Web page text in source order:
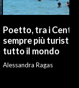
Poetto, tra i
sempre più turisti:
tutto il mondo
Alessandra Ragas